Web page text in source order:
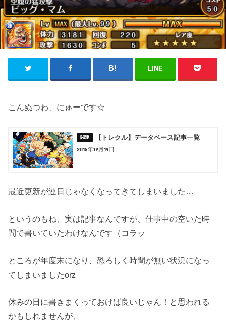
LINE
こんぬつわ、にゅーです☆
【トレクル】データベース記事一覧
2018年12月19日
最近更新が連日じゃなくなってきてしまいました…
というのもね、実は記事なんですが、仕事中の空いた時
間で書いていたわけなんです（コラッ
ところが年度末になり、恐ろしく時間が無い状況になっ
てしまいましたorz
休みの日に書きまくっておけば良いじゃん！と思われる
かもしれませんが、